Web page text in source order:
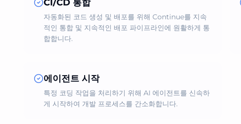
CI/CD 통합
자동화된 코드 생성 및 배포를 위해 Continue를 지속
적인 통합 및 지속적인 배포 파이프라인에 원활하게 통
합합니다.
에이전트 시작
특정 코딩 작업을 처리하기 위해 AI 에이전트를 신속하
게 시작하여 개발 프로세스를 간소화합니다.